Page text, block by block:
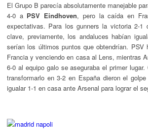
El Grupo B parecía absolutamente manejable
4-0 a PSV Eindhoven, pero la caída en
expectativas. Para los gunners la victoria 2-1
clave, previamente, los andaluces habían
serían los últimos puntos que obtendrían. PSV
Francia y venciendo en casa al Lens, mientras
6-0 al equipo galo se aseguraba el primer
transformarlo en 3-2 en España dieron el
igualar 1-1 en casa ante Arsenal para lograr el